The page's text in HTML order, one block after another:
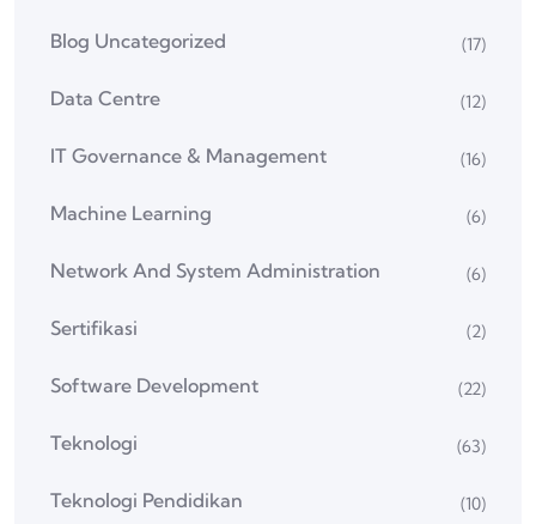
Blog Uncategorized (17)
Data Centre (12)
IT Governance & Management (16)
Machine Learning (6)
Network And System Administration (6)
Sertifikasi (2)
Software Development (22)
Teknologi (63)
Teknologi Pendidikan (10)